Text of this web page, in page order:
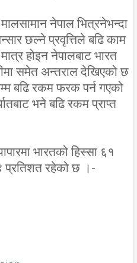
नेपाल भित्रनेभन्दा
छल्ने प्रवृत्तिले बढि काम
होइन नेपालबाट भारत
समेत अन्तराल देखिएको छ
बढि रकम फरक पर्न गएको
भने बढि रकम प्राप्त
भारतको हिस्सा ६१
प्रतिशत रहेको छ ।-